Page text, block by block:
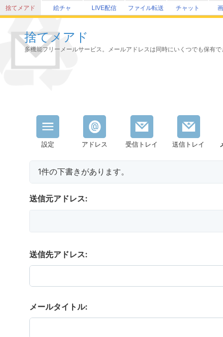
捨てメアド 絵チャ LIVE配信 ファイル転送 チャット
捨てメアド
多機能フリーメールサービス。メールアドレスは同時にいくつでも保有
設定 アドレス 受信トレイ 送信トレイ
1件の下書きがあります。
送信元アドレス:
送信先アドレス:
メールタイトル: